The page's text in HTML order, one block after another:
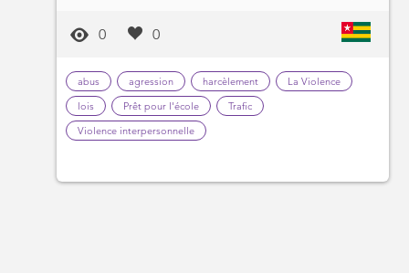
0 0
abus agression harcèlement
La Violence
lois
Prêt pour l'école
Trafic
Violence interpersonnelle